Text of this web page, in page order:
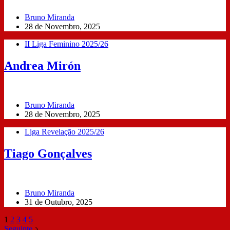
Bruno Miranda
28 de Novembro, 2025
II Liga Feminino 2025/26
Andrea Mirón
Bruno Miranda
28 de Novembro, 2025
Liga Revelação 2025/26
Tiago Gonçalves
Bruno Miranda
31 de Outubro, 2025
1 2 3 4 5